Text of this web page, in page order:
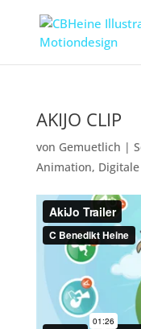
AKIJO CLIP
von Gemuetlich |
Animation,